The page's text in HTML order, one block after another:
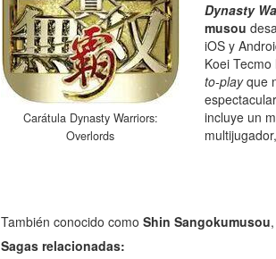
Carátula Dynasty Warriors:
Overlords
Dynasty
musou
iOS y
Koei
to-playque
incluye un
También conocido como Shin Sangokumusou,
Sagas relacionadas: